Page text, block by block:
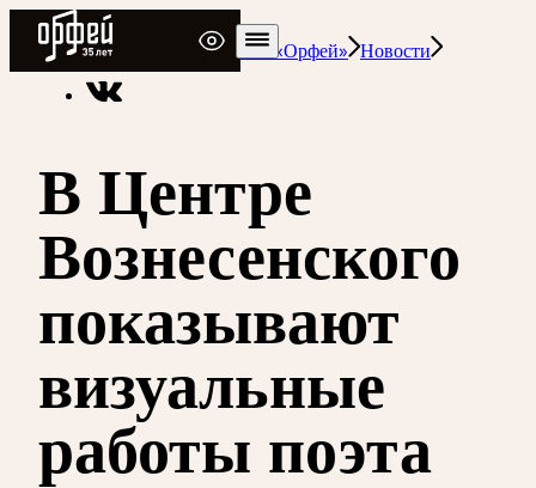
Радио Орфей
Радио классической музыки «Орфей» Новости
В Центре
Вознесенского
показывают
визуальные
работы поэта